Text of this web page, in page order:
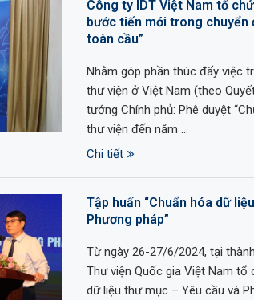
Công ty IDT Việt Nam tổ
bước tiến mới trong chuyển
toàn cầu”
Nhằm góp phần thúc đẩy việc
thư viện ở Việt Nam (theo
tướng Chính phủ: Phê duyệt
thư viện đến năm …
Chi tiết
Tập huấn “Chuẩn hóa dữ
Phương pháp”
Từ ngày 26-27/6/2024, tại
Thư viện Quốc gia Việt Nam tổ
dữ liệu thư mục – Yêu cầu và